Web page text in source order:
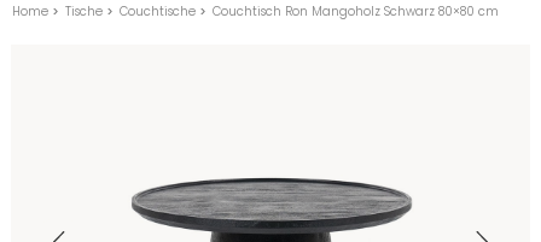
Home > Tische > Couchtische > Couchtisch Ron Mangoholz Schwarz 80×80 cm